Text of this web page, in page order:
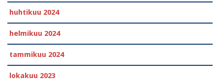
huhtikuu 2024
helmikuu 2024
tammikuu 2024
lokakuu 2023